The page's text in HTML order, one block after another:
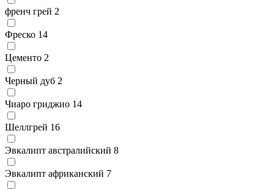
френч грей 2
Фреско 14
Цементо 2
Черный дуб 2
Чиаро гриджио 14
Шеллгрей 16
Эвкалипт австралийский 8
Эвкалипт африканский 7